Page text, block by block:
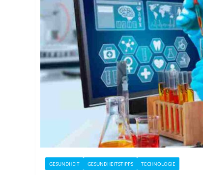
GESUNDHEIT GESUNDHEITSTIPPS TECHNOLOGIE